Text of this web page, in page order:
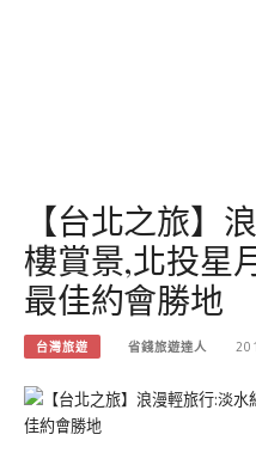
【台北之旅】
樓賞景,北投星
最佳約會勝地
台灣旅遊 省錢旅遊達人